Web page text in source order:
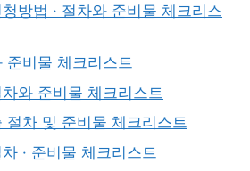
방법 · 절차와 준비물 체크리스
준비물 체크리스트
와 준비물 체크리스트
절차 및 준비물 체크리스트
· 준비물 체크리스트